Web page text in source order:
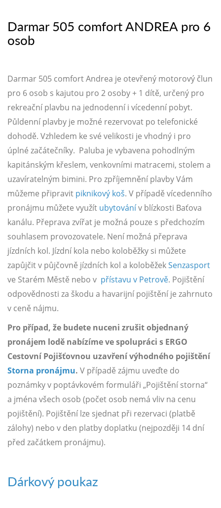
Darmar 505 comfort ANDREA pro 6
osob
Darmar 505 comfort Andrea je otevřený motorový člun
pro 6 osob s kajutou pro 2 osoby + 1 dítě, určený pro
rekreační plavbu na jednodenní i vícedenní pobyt.
Půldenní plavby je možné rezervovat po telefonické
dohodě. Vzhledem ke své velikosti je vhodný i pro
úplné začátečníky. Paluba je vybavena pohodlným
kapitánským křeslem, venkovními matracemi, stolem a
uzavíratelným bimini. Pro zpříjemnění plavby Vám
můžeme připravit piknikový koš. V případě vícedenního
pronájmu můžete využít ubytovánív blízkosti Baťova
kanálu. Přeprava zvířat je možná pouze s předchozím
souhlasem provozovatele. Není možná přeprava
jízdních kol. Jízdní kola nebo koloběžky si můžete
zapůjčit v půjčovně jízdních kol a koloběžekSenzasport
ve Starém Městě nebo v přístavu v Petrově. Pojištění
odpovědnosti za škodu a havarijní pojištění je zahrnuto
v ceně nájmu.
Pro případ, že budete nuceni zrušit objednaný
pronájem lodě nabízíme ve spolupráci s ERGO
Cestovní Pojišťovnou uzavření výhodného pojištění
Storna pronájmu. V případě zájmu uveďte do
poznámky v poptávkovém formuláři „Pojištění storna“
a jména všech osob (počet osob nemá vliv na cenu
pojištění). Pojištění lze sjednat při rezervaci (platbě
zálohy) nebo v den platby doplatku (nejpozději 14 dní
před začátkem pronájmu).
Dárkový poukaz